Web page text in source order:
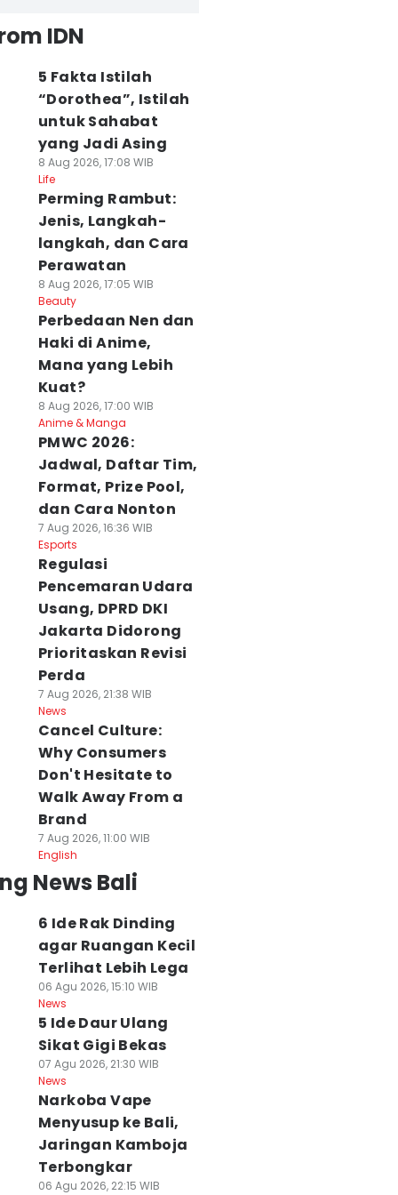
IDN
5 Fakta Istilah
“Dorothea”, Istilah
untuk Sahabat
yang Jadi Asing
8 Aug 2026, 17:08 WIB
Life
Perming Rambut:
Jenis, Langkah-
langkah, dan Cara
Perawatan
8 Aug 2026, 17:05 WIB
Beauty
Perbedaan Nen dan
Haki di Anime,
Mana yang Lebih
Kuat?
8 Aug 2026, 17:00 WIB
Anime & Manga
PMWC 2026:
Jadwal, Daftar Tim,
Format, Prize Pool,
dan Cara Nonton
7 Aug 2026, 16:36 WIB
Esports
Regulasi
Pencemaran Udara
Usang, DPRD DKI
Jakarta Didorong
Prioritaskan Revisi
Perda
7 Aug 2026, 21:38 WIB
News
Cancel Culture:
Why Consumers
Don't Hesitate to
Walk Away From a
Brand
7 Aug 2026, 11:00 WIB
English
News Bali
6 Ide Rak Dinding
agar Ruangan Kecil
Terlihat Lebih Lega
06 Agu 2026, 15:10 WIB
News
5 Ide Daur Ulang
Sikat Gigi Bekas
07 Agu 2026, 21:30 WIB
News
Narkoba Vape
Menyusup ke Bali,
Jaringan Kamboja
Terbongkar
06 Agu 2026, 22:15 WIB